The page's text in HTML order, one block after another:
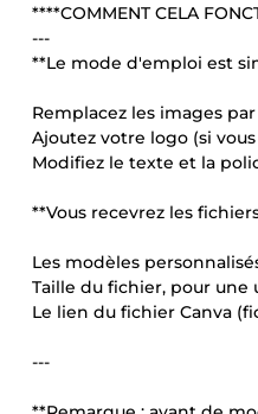
****COMMENT CELA
---
**Le mode d'emploi est
Remplacez les images
Ajoutez votre logo (si
Modifiez le texte et la
**Vous recevrez les
Les modèles
Taille du fichier, pour une
Le lien du fichier Canva
---